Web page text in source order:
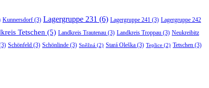
Kunnersdorf (3) Lagergruppe 231 (6) Lagergruppe 241 (3) Lagergruppe 242
Tetschen (5) Landkreis Trautenau (3) Landkreis Troppau (3) Neukreibitz
Schönfeld (3) Schönlinde (3) Sněžná (2) Stará Oleška (3) Teplice (2) Tetschen (3)